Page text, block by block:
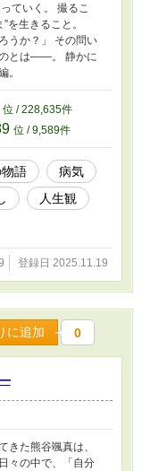
ていく。 撮るこ
を生きること。
うか？」 その問い
とは――。 静かに
。
位 / 228,635件
位 / 9,589件
語
病気
人生観
登録日 2025.11.19
に追加 0
きた熊谷颯真は、
々の中で、「自分